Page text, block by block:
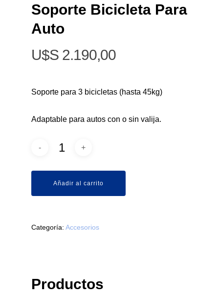
Soporte Bicicleta Para
Auto
$
2.190,00
Soporte para 3 bicicletas (hasta 45kg)
Adaptable para autos con o sin valija.
Añadir al carrito
Categoría: Accesorios
Productos